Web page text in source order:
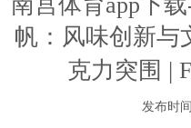
南宫体育app下
帆：风味创新与
克力突围 |
发布时